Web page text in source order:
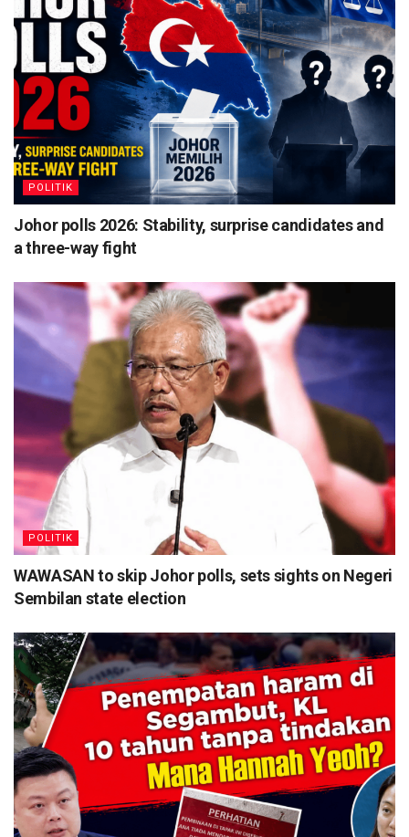
POLITIK
Johor polls 2026: Stability, surprise candidates and
a three-way fight
POLITIK
WAWASAN to skip Johor polls, sets sights on Negeri
Sembilan state election